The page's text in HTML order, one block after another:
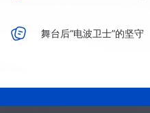
舞台后“电波卫士”的坚守